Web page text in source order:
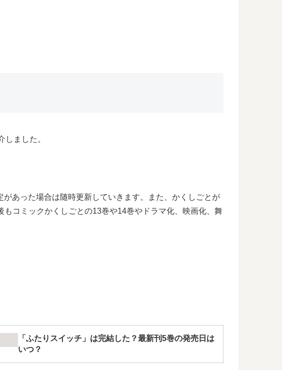
ました。
あった場合は随時更新していきます。また、かくしごとが
コミックかくしごとの13巻や14巻やドラマ化、映画化、舞
「ふたりスイッチ」は完結した？最新刊5巻の発売日は
いつ？